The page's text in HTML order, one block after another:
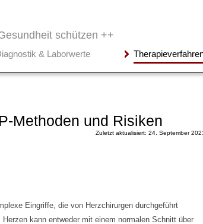
schützen ++
& Laborwerte
Methoden und Risiken
Zuletzt aktualisiert: 24. September
Eingriffe, die von Herzchirurgen durchgeführt
kann entweder mit einem normalen Schnitt über